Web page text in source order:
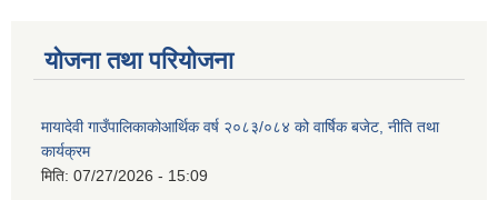
योजना तथा परियोजना
मायादेवी गाउँपालिकाकोआर्थिक वर्ष २०८३/०८४ को वार्षिक बजेट, नीति तथा
कार्यक्रम
मिति: 07/27/2026 - 15:09